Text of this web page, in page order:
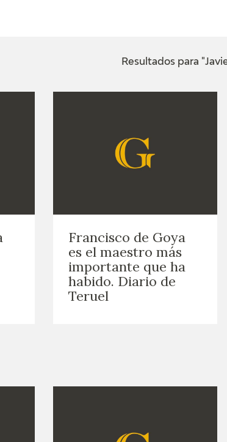
GOYA EN ARAGÓN
EDICIONES
Resultados para
Francisco de Goya
es el maestro más
importante que ha
habido. Diario de
Teruel